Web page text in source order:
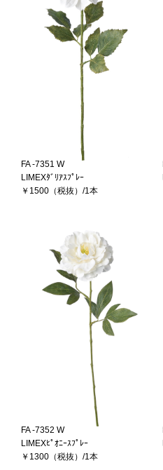
FA -7351 W
LIMEXﾀﾞﾘｱｽﾌﾟﾚｰ
￥1500（税抜）/1本
FA -7352 W
LIMEXﾋﾟｵﾆｰｽﾌﾟﾚｰ
￥1300（税抜）/1本